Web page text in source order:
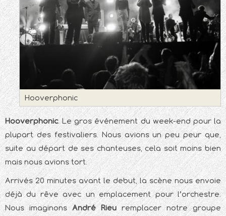
Hooverphonic
Hooverphonic. Le gros événement du week-end pour la
plupart des festivaliers. Nous avions un peu peur que,
suite au départ de ses chanteuses, cela soit moins bien
mais nous avions tort.
Arrivés 20 minutes avant le debut, la scène nous envoie
déjà du rêve avec un emplacement pour l’orchestre.
Nous imaginonsAndré Rieuremplacer notre groupe